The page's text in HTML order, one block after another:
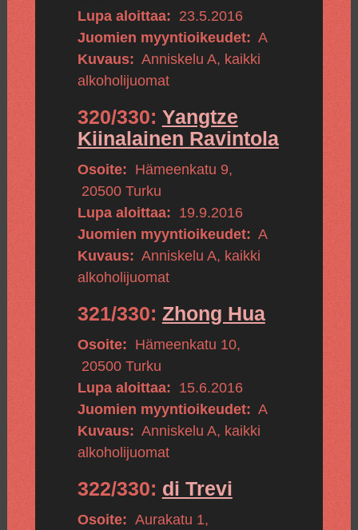
Lupa aloittaa: 23.5.2016
Juomien myyntioikeudet: A
Kuvaus: Anniskelu A, kaikki
alkoholijuomat
320/330: Yangtze
Kiinalainen Ravintola
Osoite: Hämeenkatu 9,
20500 Turku
Lupa aloittaa: 19.9.2016
Juomien myyntioikeudet: A
Kuvaus: Anniskelu A, kaikki
alkoholijuomat
321/330: Zhong Hua
Osoite: Hämeenkatu 10,
20500 Turku
Lupa aloittaa: 15.6.2016
Juomien myyntioikeudet: A
Kuvaus: Anniskelu A, kaikki
alkoholijuomat
322/330: di Trevi
Osoite: Aurakatu 1,